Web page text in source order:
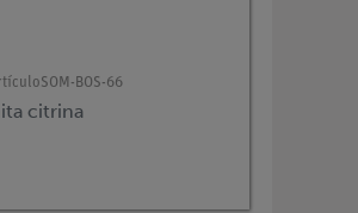
SOM-BOS-66
citrina